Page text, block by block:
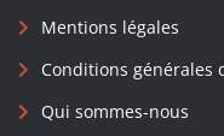
Mentions légales
Conditions générales
Qui sommes-nous